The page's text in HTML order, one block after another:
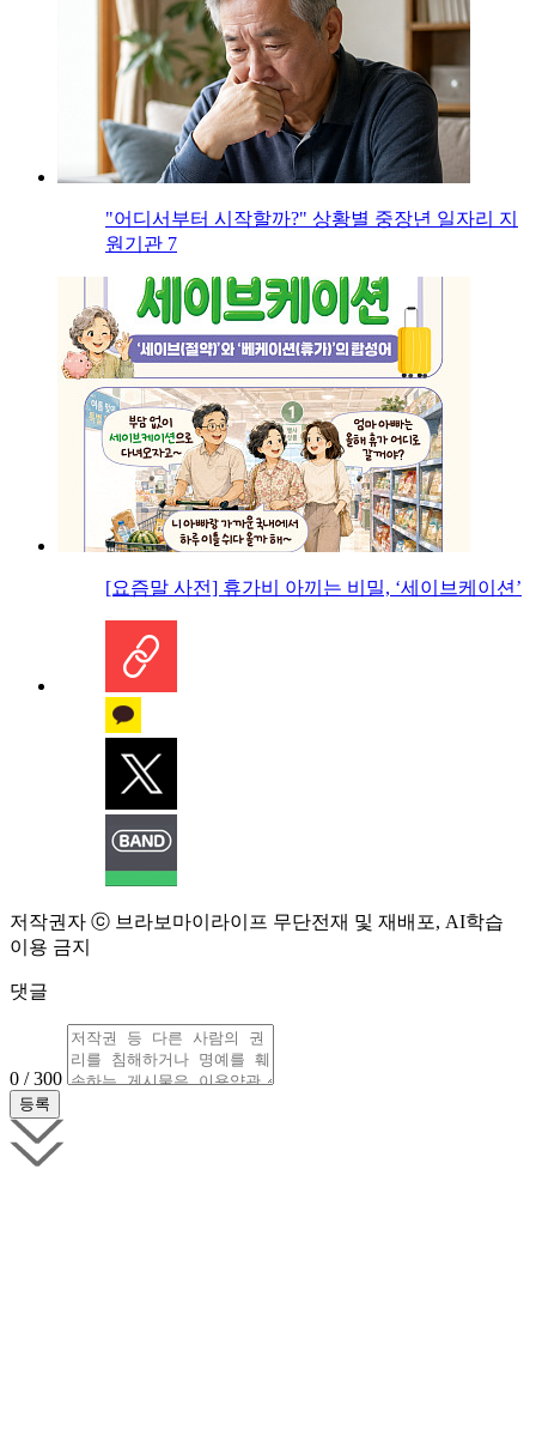
"어디서부터 시작할까?" 상황별 중장년 일자리 지
원기관 7
[요즘말 사전] 휴가비 아끼는 비밀, ‘세이브케이션’
저작권자 ⓒ 브라보마이라이프 무단전재 및 재배포, AI학습
이용 금지
댓글
0 / 300